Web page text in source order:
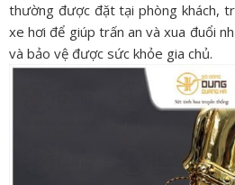
thường được đặt tại phòng khách,
xe hơi để giúp trấn an và xua đuổi
và bảo vệ được sức khỏe gia chủ.